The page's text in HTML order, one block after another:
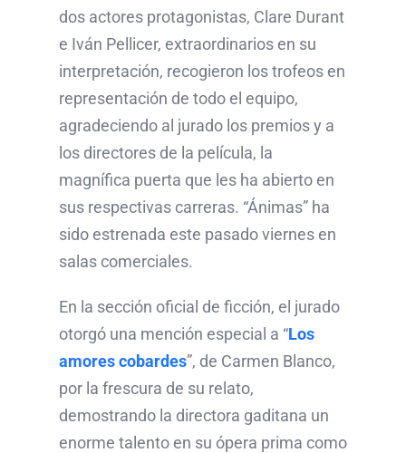
dos actores protagonistas, Clare Durant
e Iván Pellicer, extraordinarios en su
interpretación, recogieron los trofeos en
representación de todo el equipo,
agradeciendo al jurado los premios y a
los directores de la película, la
magnífica puerta que les ha abierto en
sus respectivas carreras. “Ánimas” ha
sido estrenada este pasado viernes en
salas comerciales.
En la sección oficial de ficción, el jurado
otorgó una mención especial a “Los
amores cobardes”, de Carmen Blanco,
por la frescura de su relato,
demostrando la directora gaditana un
enorme talento en su ópera prima como